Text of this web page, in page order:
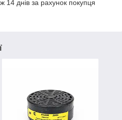
14 днів за рахунок покупця